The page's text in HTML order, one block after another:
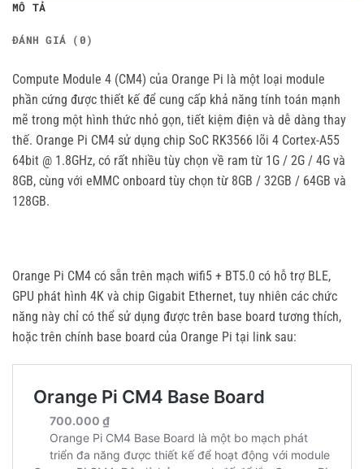
MÔ TẢ
ĐÁNH GIÁ (0)
Compute Module 4 (CM4) của Orange Pi là một loại module
phần cứng được thiết kế để cung cấp khả năng tính toán mạnh
mẽ trong một hình thức nhỏ gọn, tiết kiệm điện và dễ dàng thay
thế. Orange Pi CM4 sử dụng chip SoC RK3566 lõi 4 Cortex-A55
64bit @ 1.8GHz, có rất nhiều tùy chọn về ram từ 1G / 2G / 4G và
8GB, cùng với eMMC onboard tùy chọn từ 8GB / 32GB / 64GB và
128GB.
Orange Pi CM4 có sẵn trên mạch wifi5 + BT5.0 có hỗ trợ BLE,
GPU phát hình 4K và chip Gigabit Ethernet, tuy nhiên các chức
năng này chỉ có thể sử dụng được trên base board tương thích,
hoặc trên chính base board của Orange Pi tại link sau: